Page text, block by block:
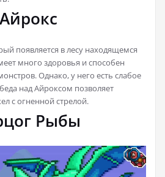
Айрокс
появляется в лесу находящемся
много здоровья и способен
Однако, у него есть слабое
над Айроксом позволяет
с огненной стрелой.
Рыбы